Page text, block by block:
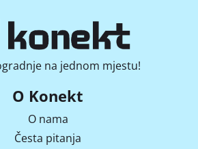
na jednom mjestu!
O Konekt
O nama
Česta pitanja